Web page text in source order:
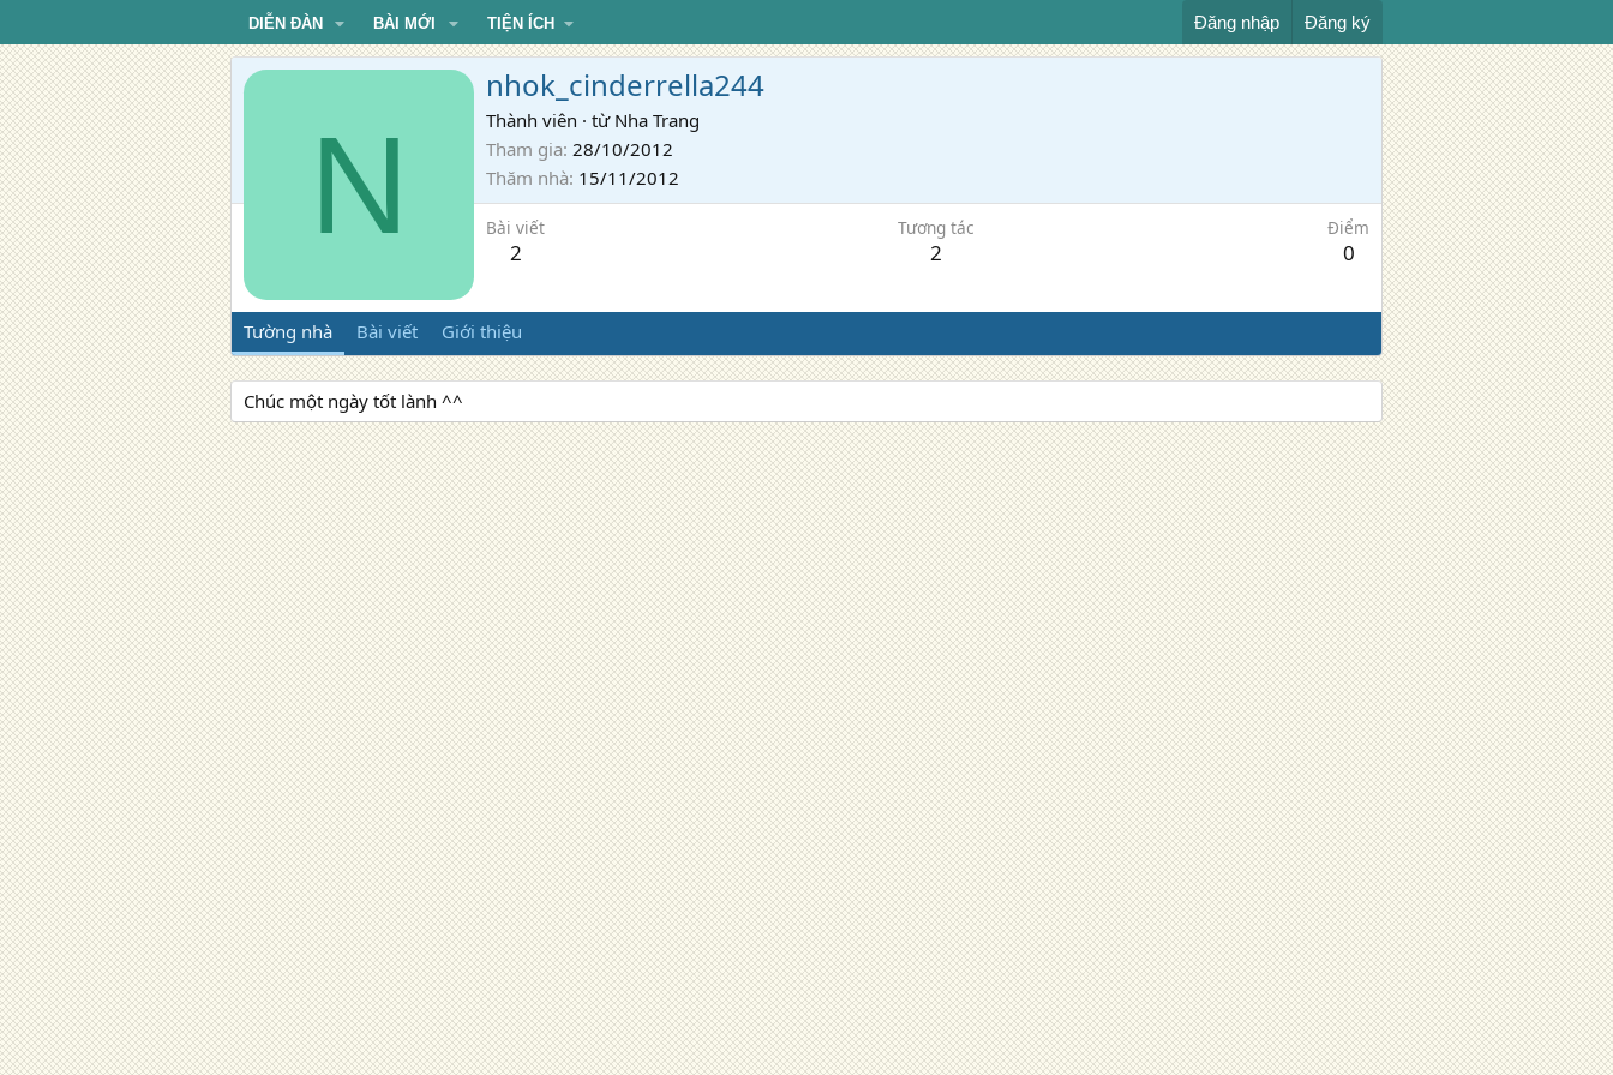
DIỄN ĐÀN BÀI MỚI TIỆN ÍCH Đăng nhập Đăng ký
N
nhok_cinderrella244
Thành viên · từ Nha Trang
Tham gia 28/10/2012
Thăm nhà 15/11/2012
Bài viết
2
Tương tác
2
Điểm
0
Tường nhà Bài viết Giới thiệu
Chúc một ngày tốt lành ^^